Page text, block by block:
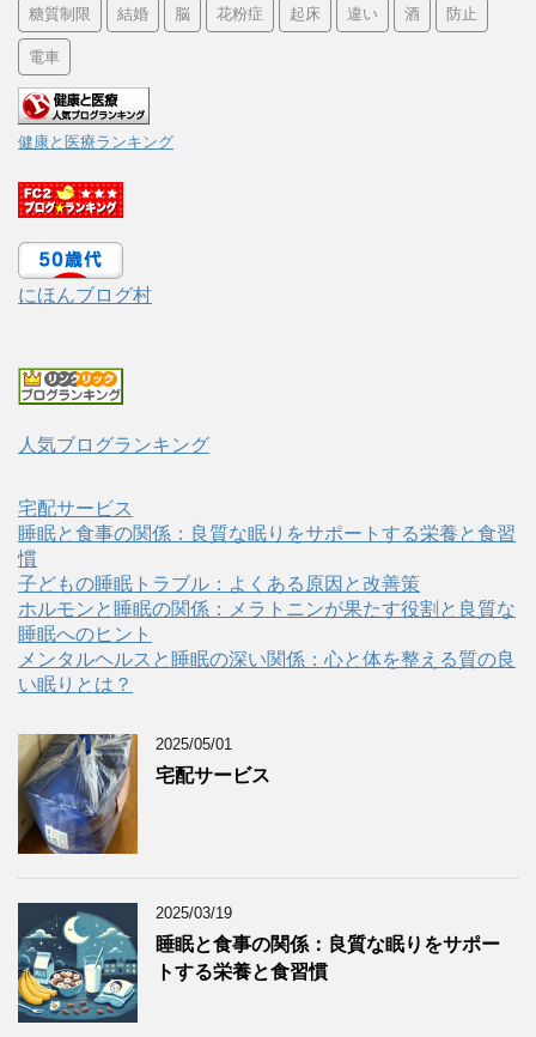
糖質制限 結婚 脳 花粉症 起床 違い 酒 防止
電車
健康と医療ランキング
にほんブログ村
人気ブログランキング
宅配サービス
睡眠と食事の関係：良質な眠りをサポートする栄養と食習
慣
子どもの睡眠トラブル：よくある原因と改善策
ホルモンと睡眠の関係：メラトニンが果たす役割と良質な
睡眠へのヒント
メンタルヘルスと睡眠の深い関係：心と体を整える質の良
い眠りとは？
2025/05/01
宅配サービス
2025/03/19
睡眠と食事の関係：良質な眠りをサポー
トする栄養と食習慣